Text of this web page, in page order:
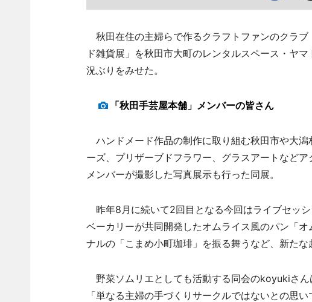
秋田在住の主婦らで作るクラフトファンのクラ
ド雑貨展」を秋田市大町のレンタルスペース・ヤ
況ぶりをみせた。
「秋田手芸屋本舗」メンバーの皆さん
ハンドメード作品の制作に取り組む秋田市や大
ーズ、プリザーブドフラワー、グラスアートなどア
メンバーが撮影した写真展示も行った同展。
昨年8月に続いて2回目となる今回はライブセッ
ベーカリーが共同開発したオムライス風のパン「
ナルの「こまめ小町珈琲」を振る舞うなど、新たな
野菜ソムリエとしても活動する同会のkoyukiさん
「単なる主婦の手づくりサークルではないとの思